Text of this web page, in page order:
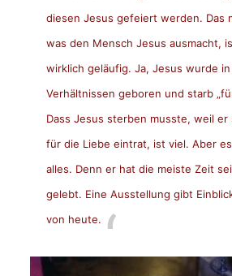
diesen Jesus gefeiert werden. Das
was den Mensch Jesus ausmacht,
wirklich geläufig. Ja, Jesus wurde in
Verhältnissen geboren und starb
Dass Jesus sterben musste, weil
für die Liebe eintrat, ist viel. Aber
alles. Denn er hat die meiste Zeit
gelebt. Eine Ausstellung gibt
von heute.